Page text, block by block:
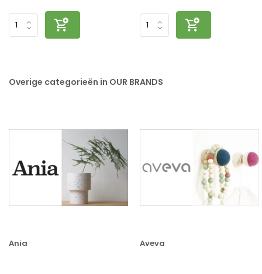
Overige categorieën in OUR BRANDS
Ania Aveva